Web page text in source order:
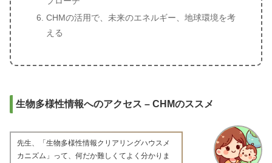
CHMの活用で、未来のエネルギー、地球環境を考
える
生物多様性情報へのアクセス – CHMのススメ
先生、「生物多様性情報クリアリングハウスメ
カニズム」って、何だか難しくてよく分かりま